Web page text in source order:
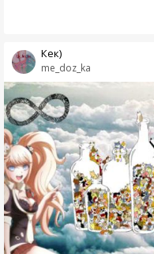
me_doz_ka
Кек)